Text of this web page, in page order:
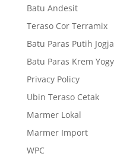
Batu Andesit
Teraso Cor Terramix
Batu Paras Putih Jogja
Batu Paras Krem
Privacy Policy
Ubin Teraso Cetak
Marmer Lokal
Marmer Import
WPC